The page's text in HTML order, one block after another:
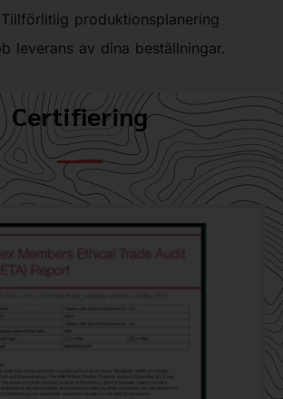
produktionsplanering
leverans av dina beställningar.
Certifiering